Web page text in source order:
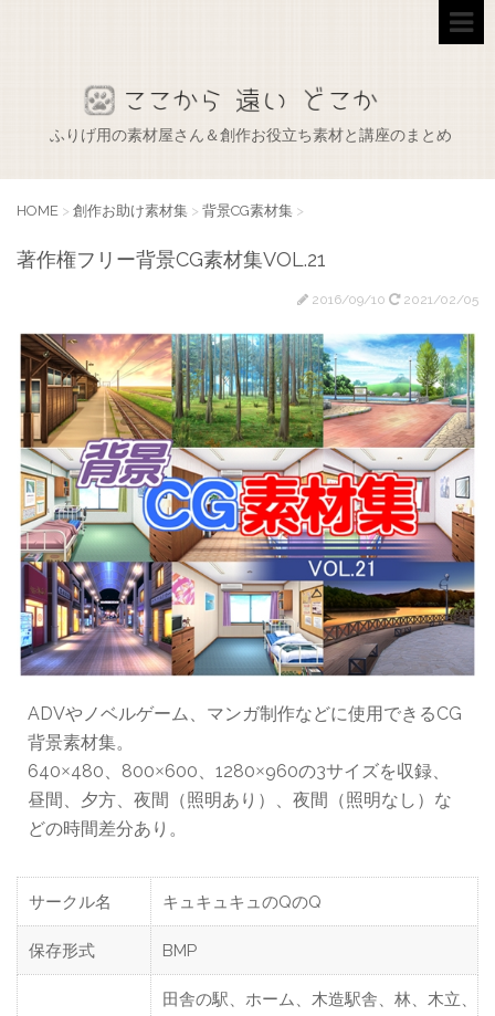
ふりげ用の素材屋さん＆創作お役立ち素材と講座のまとめ
HOME > 創作お助け素材集 > 背景CG素材集 >
著作権フリー背景CG素材集VOL.21
2016/09/10 2021/02/05
ADVやノベルゲーム、マンガ制作などに使用できるCG
背景素材集。
640×480、800×600、1280×960の3サイズを収録、
昼間、夕方、夜間（照明あり）、夜間（照明なし）な
どの時間差分あり。
サークル名 キュキュキュのQのQ
保存形式 BMP
田舎の駅、ホーム、木造駅舎、林、木立、